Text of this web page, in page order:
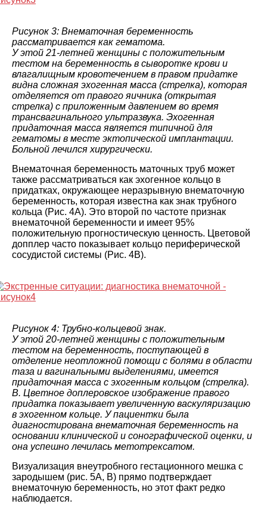
Рисунок 3: Внематочная беременность
рассматривается как гематома.
У этой 21-летней женщины с положительным
тестом на беременность в сыворотке крови и
влагалищным кровотечением в правом придатке
видна сложная эхогенная масса (стрелка), которая
отделяется от правого яичника (открытая
стрелка) с приложенным давлением во время
трансвагинального ультразвука. Эхогенная
придаточная масса является типичной для
гематомы в месте эктопической имплантации.
Больной лечился хирургически.
Внематочная беременность маточных труб может
также рассматриваться как эхогенное кольцо в
придатках, окружающее неразрывную внематочную
беременность, которая известна как знак трубного
кольца (Рис. 4А). Это второй по частоте признак
внематочной беременности и имеет 95%
положительную прогностическую ценность. Цветовой
допплер часто показывает кольцо периферической
сосудистой системы (Рис. 4В).
Рисунок 4: Трубно-кольцевой знак.
У этой 20-летней женщины с положительным
тестом на беременность, поступающей в
отделение неотложной помощи с болями в области
таза и вагинальными выделениями, имеется
придаточная масса с эхогенным кольцом (стрелка).
B. Цветное доплеровское изображение правого
придатка показывает увеличенную васкуляризацию
в эхогенном кольце. У пациентки была
диагностирована внематочная беременность на
основании клинической и сонографической оценки, и
она успешно лечилась метотрексатом.
Визуализация внеутробного гестационного мешка с
зародышем (рис. 5А, В) прямо подтверждает
внематочную беременность, но этот факт редко
наблюдается.